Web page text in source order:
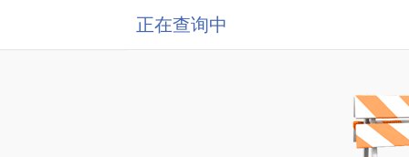
正在查询中